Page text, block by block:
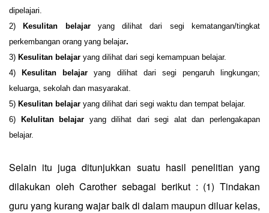
dipelajari.
2)
Kesulitan belajar yang dilihat dari segi kematangan/tingkat
perkembangan orang yang belajar.
3) Kesulitan belajar yang dilihat dari segi kemampuan belajar.
4)
Kesulitan belajar yang dilihat dari segi pengaruh lingkungan;
keluarga, sekolah dan masyarakat.
5) Kesulitan belajar yang dilihat dari segi waktu dan tempat belajar.
6)
Kelulitan belajar yang dilihat dari segi alat dan perlengakapan
belajar.
Selain itu juga ditunjukkan suatu hasil penelitian yang
dilakukan oleh Carother sebagai berikut : (1) Tindakan
guru yang kurang wajar baik di dalam maupun diluar kelas,